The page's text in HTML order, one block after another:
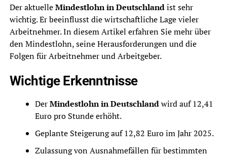
Der aktuelleMindestlohn in Deutschlandist sehr
wichtig. Er beeinflusst die wirtschaftliche Lage vieler
Arbeitnehmer. In diesem Artikel erfahren Sie mehr über
den Mindestlohn, seine Herausforderungen und die
Folgen für Arbeitnehmer und Arbeitgeber.
Wichtige Erkenntnisse
DerMindestlohn in Deutschlandwird auf 12,41
Euro pro Stunde erhöht.
Geplante Steigerung auf 12,82 Euro im Jahr 2025.
Zulassung von Ausnahmefällen für bestimmten